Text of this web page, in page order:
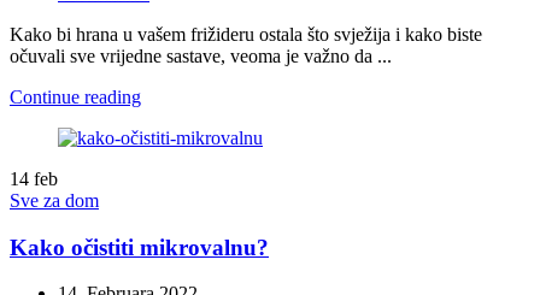
Kako bi hrana u vašem frižideru ostala što svježija i kako biste
očuvali sve vrijedne sastave, veoma je važno da ...
Continue reading
14 feb
Sve za dom
Kako očistiti mikrovalnu?